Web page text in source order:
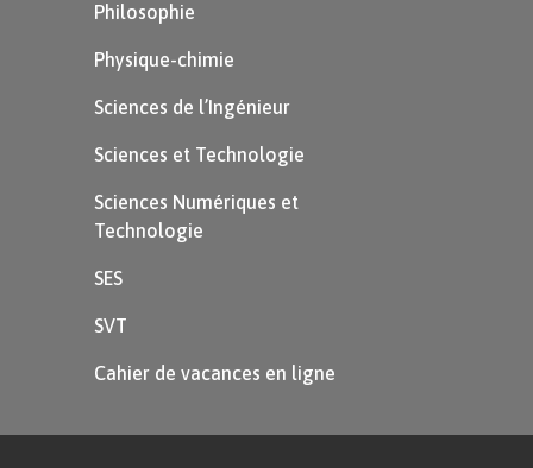
Philosophie
Physique-chimie
Sciences de l’Ingénieur
Sciences et Technologie
Sciences Numériques et
Technologie
SES
SVT
Cahier de vacances en ligne